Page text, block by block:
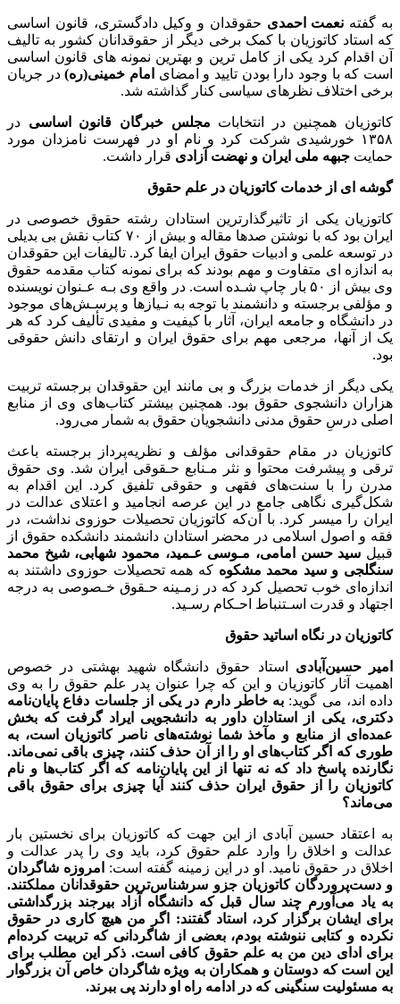
به گفته نعمت احمدی حقوقدان و وکیل دادگستری، قانون اساسی
که استاد کاتوزیان با کمک برخی دیگر از حقوقدانان کشور به تالیف
آن اقدام کرد یکی از کامل ترین و بهترین نمونه های قانون اساسی
است که با وجود دارا بودن تایید و امضای
امام خمینی(ره)در جریان
برخی اختلاف نظرهای سیاسی کنار گذاشته شد.
کاتوزیان همچنین در انتخابات مجلس خبرگان قانون اساسی در
۱۳۵۸ خورشیدی شرکت کرد و نام او در فهرست نامزدان مورد
حمایت جبهه ملی ایران و نهضت آزادی قرار داشت.
گوشه ای از خدمات کاتوزیان در علم حقوق
کاتوزیان یکی از تاثیرگذارترین استادان رشته حقوق خصوصی در
ایران بود که با نوشتن صدها مقاله و بیش از ۷۰ کتاب نقش بی بدیلی
در توسعه علمی و ادبیات حقوق ایران ایفا کرد. تالیفات این حقوقدان
به اندازه ای متفاوت و مهم بودند که برای نمونه کتاب مقدمه حقوق
وی بیش از ۵۰ بار چاپ شـده است. در واقع وی بـه عـنوان نویسنده
و مؤلفی برجسته و دانشمند با توجه به نـیازها و پرسـش‌های موجود
در دانشگاه و جامعه ایران، آثار با کیفیت و مفیدی تألیف کرد که هر
یک از آنها، مرجعی مهم برای حقوق ایران و ارتقای دانش حقوقی
بود.
یکی دیگر از خدمات بزرگ و بی مانند این حقوقدان برجسته تربیت
هزاران دانشجوی حقوق بود. همچنین بیشتر کتاب‌های وی از منابع
اصلی درسِ حقوق مدنی دانشجویان حقوق به‌ شمار می‌رود.
کاتوزیان در مقام حقوقدانی مؤلف و نظریه‌پرداز برجسته باعث
ترقی و پیشرفت محتوا و نثر مـنابع حـقوقی ایران شد. وی حقوق
مدرن را با سنت‌های فقهی و حقوقی تلفیق کرد. این اقدام به
شکل‌گیری نگاهی جامع در این عرصه انجامید و اعتلای عدالت در
ایران را میسر کرد. با آن‌که کاتوزیان تحصیلات حوزوی نداشت، در
فقه و اصول اسلامی در محضر استادان دانشمند دانشکده حقوق از
قبیل سید حسن امامی، مـوسی عـمید، محمود شهابی، شیخ محمد
سنگلجی و سید محمد مشکوه که همه تحصیلات حوزوی داشتند به
اندازه‌ای خوب تحصیل کرد که در زمـینه حـقوق خـصوصی به درجه
اجتهاد و قدرت اسـتنباط احـکام رسـید.
کاتوزیان در نگاه اساتید حقوق
امیر حسین‌آبادی استاد حقوق دانشگاه شهید بهشتی در خصوص
اهمیت آثار کاتوزیان و این که چرا عنوان پدر علم حقوق را به وی
داده اند، می گوید: به خاطر دارم در یکی از جلسات دفاع پایان‌نامه
دکتری، یکی از استادان داور به دانشجویی ایراد گرفت که بخش
عمده‌ای از منابع و مآخذ شما نوشته‌های ناصر کاتوزیان است، به
طوری که اگر کتاب‌های او را از آن حذف کنند، چیزی باقی نمی‌ماند.
نگارنده پاسخ داد که نه تنها از این پایان‌نامه که اگر کتاب‌ها و نام
کاتوزیان را از حقوق ایران حذف کنند آیا چیزی برای حقوق باقی
می‌ماند؟
به اعتقاد حسین آبادی از این جهت که کاتوزیان برای نخستین بار
عدالت و اخلاق را وارد علم حقوق کرد، باید وی را پدر عدالت و
اخلاق در حقوق نامید. او در این زمینه گفته است:
امروزه شاگردان
و دست‌پروردگان کاتوزیان جزو سرشناس‌ترین حقوقدانان مملکتند.
به یاد می‌آورم چند سال قبل که دانشگاه آزاد بیرجند بزرگداشتی
برای ایشان برگزار کرد، استاد گفتند: اگر من هیچ کاری در حقوق
نکرده و کتابی ننوشته بودم، بعضی از شاگردانی که تربیت کرده‌ام
برای ادای دین من به علم حقوق کافی است. ذکر این مطلب برای
این است که دوستان و همکاران به ویژه شاگردان خاص آن بزرگوار
به مسئولیت سنگینی که در ادامه راه او دارند پی ببرند.